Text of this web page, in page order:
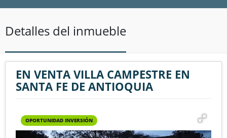
Detalles del inmueble
EN VENTA VILLA CAMPESTRE EN
SANTA FE DE ANTIOQUIA
OPORTUNIDAD INVERSIÓN